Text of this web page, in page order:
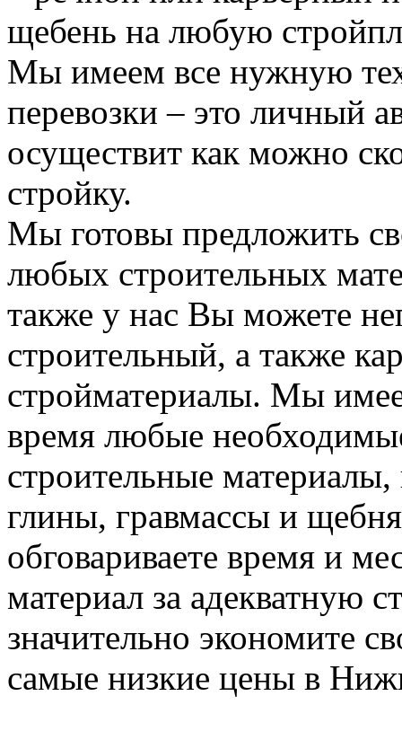
щебень на любую
Мы имеем все нужную
перевозки – это личный
осуществит как можно
стройку.
Мы готовы предложить
любых строительных
также у нас Вы можете
строительный, а также
стройматериалы. Мы
время любые
строительные материалы,
глины, гравмассы и
обговариваете время и
материал за адекватную
значительно экономите
самые низкие цены в